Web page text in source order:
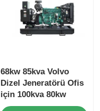
68kw 85kva Volvo
Dizel Jeneratörü Ofis
için 100kva 80kw
Dizel Jeneratörü